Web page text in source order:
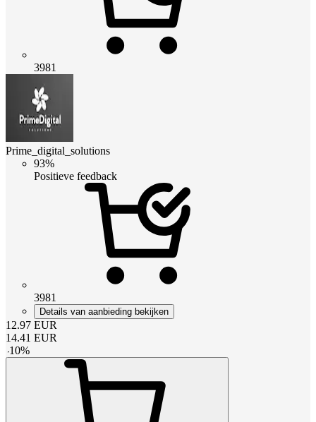
3981
Prime_digital_solutions
93%
Positieve feedback
3981
Details van aanbieding bekijken
12.97 EUR
14.41 EUR
-10%